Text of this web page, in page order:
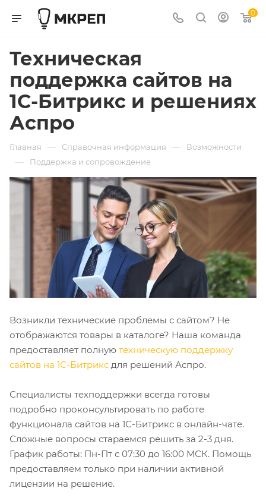
0
Техническая
поддержка сайтов на
1С-Битрикс и решениях
Аспро
Главная — Справочная информация — Возможности
— Поддержка и сопровождение
Возникли технические проблемы с сайтом? Не
отображаются товары в каталоге? Наша команда
предоставляет полную техническую поддержку
сайтов на 1С-Битрикс для решений Аспро.
Специалисты техподдержки всегда готовы
подробно проконсультировать по работе
функционала сайтов на 1С-Битрикс в онлайн-чате.
Сложные вопросы стараемся решить за 2-3 дня.
График работы: Пн-Пт с 07:30 до 16:00 МСК. Помощь
предоставляем только при наличии активной
лицензии на решение.